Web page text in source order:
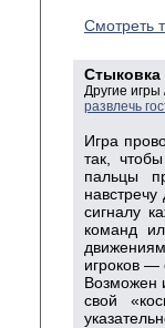
Смотреть
Стыковка
Другие
развлечь
Игра
так,
пальцы
сигналу
команд
игроков —
Возможен
свой